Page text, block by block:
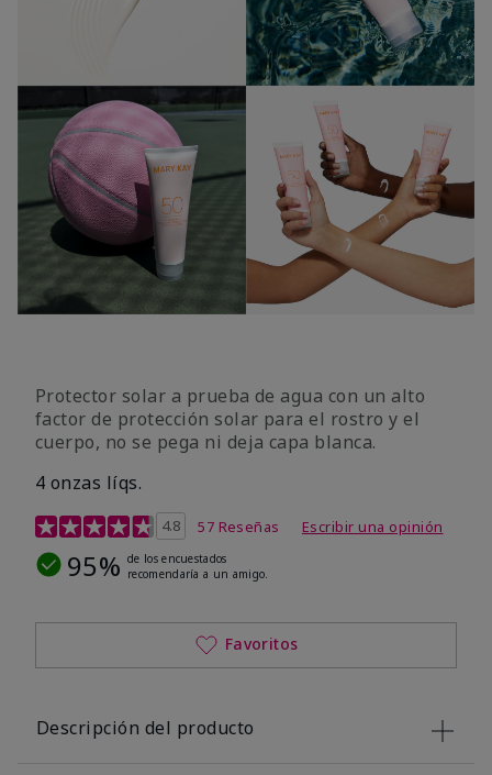
Protector solar a prueba de agua con un alto
factor de protección solar para el rostro y el
cuerpo, no se pega ni deja capa blanca.
4 onzas líqs.
Calificación de clientes de 4,2 de 5
4.8 57 Reseñas Escribir una opinión
95% de los encuestados
recomendaría a un amigo.
Favoritos
Descripción del producto